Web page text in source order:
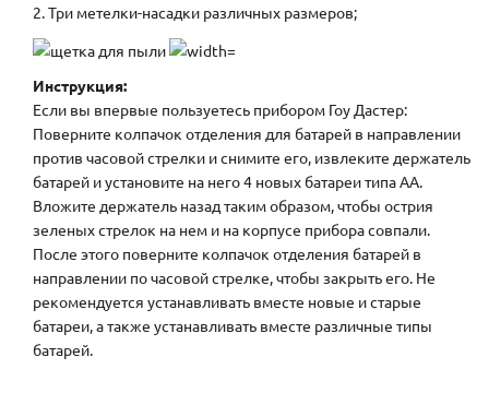
2. Три метелки-насадки различных размеров;
Инструкция:
Если вы впервые пользуетесь прибором Гоу Дастер:
Поверните колпачок отделения для батарей в направлении
против часовой стрелки и снимите его, извлеките держатель
батарей и установите на него 4 новых батареи типа АА.
Вложите держатель назад таким образом, чтобы острия
зеленых стрелок на нем и на корпусе прибора совпали.
После этого поверните колпачок отделения батарей в
направлении по часовой стрелке, чтобы закрыть его. Не
рекомендуется устанавливать вместе новые и старые
батареи, а также устанавливать вместе различные типы
батарей.